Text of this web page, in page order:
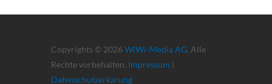
Copyrights © 2026 WiWi-Media AG. Alle
Rechte vorbehalten. Impressum |
Datenschutzerkärung